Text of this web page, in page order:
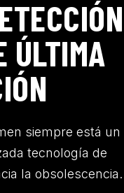
ÚLTIMA
siempre está un
tecnología de
la obsolescencia.